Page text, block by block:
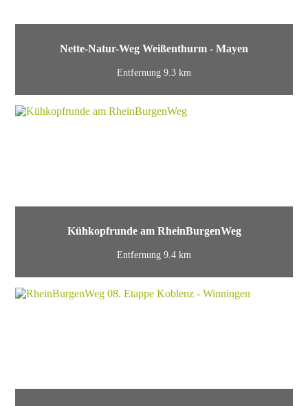
Nette-Natur-Weg Weißenthurm - Mayen
Entfernung 9.3 km
Kühkopfrunde am RheinBurgenWeg
Entfernung 9.4 km